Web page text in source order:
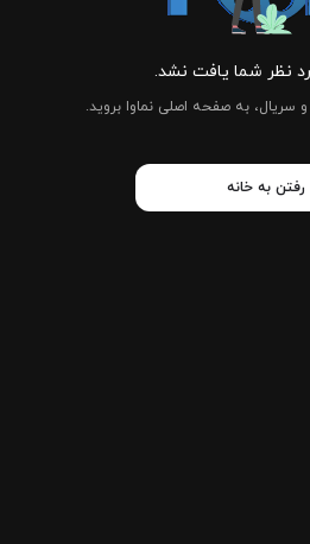
نظر شما یافت نشد.
سریال، به صفحه اصلی نماوا بروید.
رفتن به خانه